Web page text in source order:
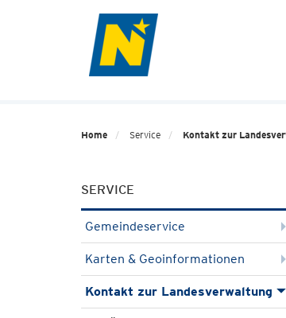
Home Service Kontakt zur
SERVICE
Gemeindeservice
Karten & Geoinformationen
Kontakt zur Landesverwaltung